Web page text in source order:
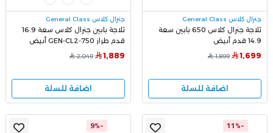
جنرال كلاس General Class
ثلاجة جنرال كلاس 650 بابين سعة
14.9 قدم أبيض
1,699
1,899
اضافة للسلة
جنرال كلاس General Class
ثلاجة بابين جنرال كلاس سعة 16.9
قدم طراز GEN-CL2-750 أبيض
1,889
2,049
اضافة للسلة
-11%
-9%